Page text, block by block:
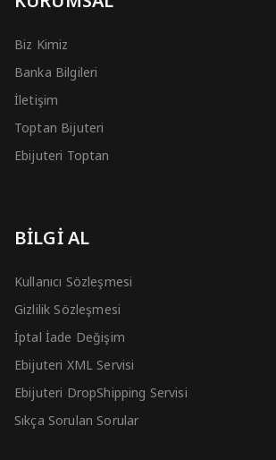
Biz Kimiz
Banka Bilgileri
İletişim
Toptan Bijuteri
Ebijuteri Toptan
BİLGİ AL
Kullanıcı Sözleşmesi
Gizlilik Sözleşmesi
İptal İade Değişim
Ebijuteri XML Servisi
Ebijuteri DropShipping Servisi
Sıkça Sorulan Sorular